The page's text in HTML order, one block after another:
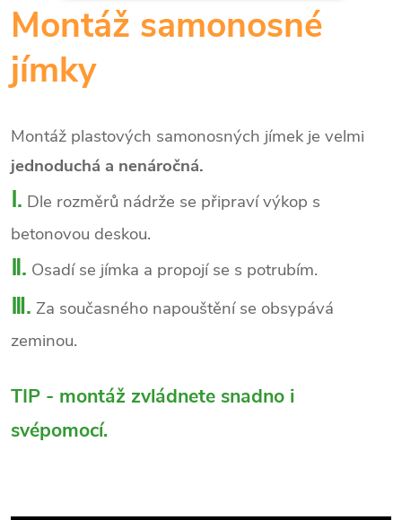
Montáž samonosné
jímky
Montáž plastových samonosných jímek je velmi
jednoduchá a nenáročná.
Ⅰ. Dle rozměrů nádrže se připraví výkop s
betonovou deskou.
Ⅱ. Osadí se jímka a propojí se s potrubím.
Ⅲ. Za současného napouštění se obsypává
zeminou.
TIP - montáž zvládnete snadno i
svépomocí.